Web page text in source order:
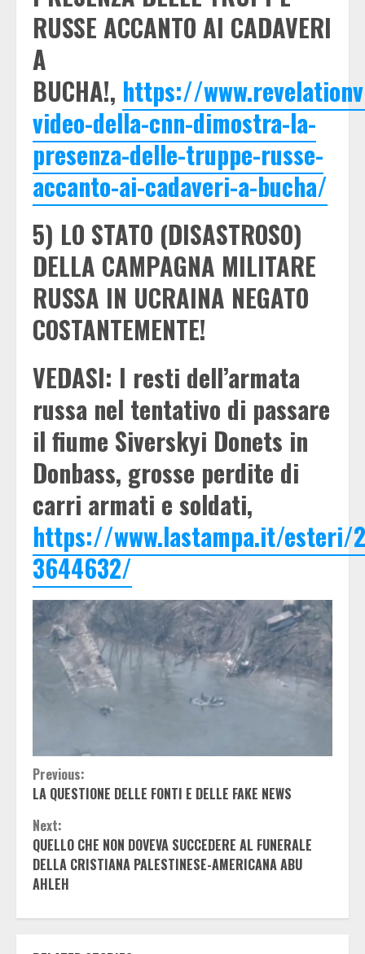
RUSSE ACCANTO AI CADAVERI
A
BUCHA!, https://
video-della-cnn-dimostra-la-
presenza-delle-truppe-russe-
accanto-ai-cadaveri-a-bucha/
5) LO STATO (DISASTROSO)
DELLA CAMPAGNA MILITARE
RUSSA IN UCRAINA NEGATO
COSTANTEMENTE!
VEDASI: I resti dell’armata
russa nel tentativo di passare
il fiume Siverskyi Donets in
Donbass, grosse perdite di
carri armati e soldati,
https://www.lastampa.it/esteri/
3644632/
Continue
Reading
Previous:
LA QUESTIONE DELLE FONTI E DELLE FAKE NEWS
Next:
QUELLO CHE NON DOVEVA SUCCEDERE AL FUNERALE
DELLA CRISTIANA PALESTINESE-AMERICANA ABU
AHLEH